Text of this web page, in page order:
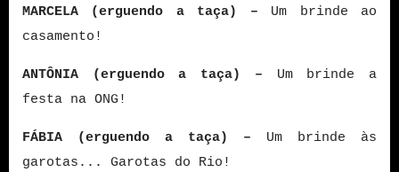
MARCELA (erguendo a taça) – Um brinde ao
casamento!
ANTÔNIA (erguendo a taça) – Um brinde a
festa na ONG!
FÁBIA (erguendo a taça) – Um brinde às
garotas... Garotas do Rio!